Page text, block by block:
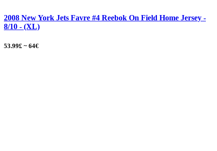
2008 New York Jets Favre #4 Reebok On Field Home Jersey -
8/10 - (XL)
53.99£ ~ 64€